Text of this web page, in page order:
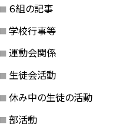
６組の記事
学校行事等
運動会関係
生徒会活動
休み中の生徒の活動
部活動